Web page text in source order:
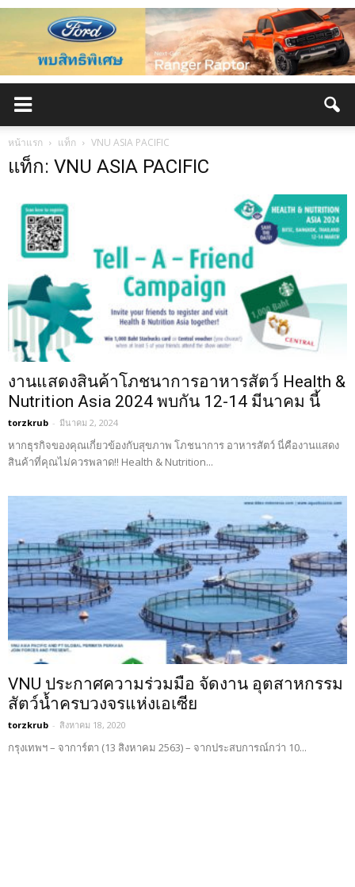
หน้าแรก แท็ก VNU ASIA PACIFIC
แท็ก: VNU ASIA PACIFIC
งานแสดงสินค้าโภชนาการอาหารสัตว์ Health &
Nutrition Asia 2024 พบกัน 12-14 มีนาคม นี้
torzkrub - มีนาคม 2, 2024
หากธุรกิจของคุณเกี่ยวข้องกับสุขภาพ โภชนาการ อาหารสัตว์ นี่คืองานแสดง
สินค้าที่คุณไม่ควรพลาด!! Health & Nutrition...
VNU ประกาศความร่วมมือ จัดงาน อุตสาหกรรม
สัตว์น้ำครบวงจรแห่งเอเซีย
torzkrub - สิงหาคม 18, 2020
กรุงเทพฯ – จาการ์ตา (13 สิงหาคม 2563) – จากประสบการณ์กว่า 10...